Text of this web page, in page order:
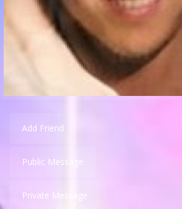
Add Friend
Public Message
Private Message